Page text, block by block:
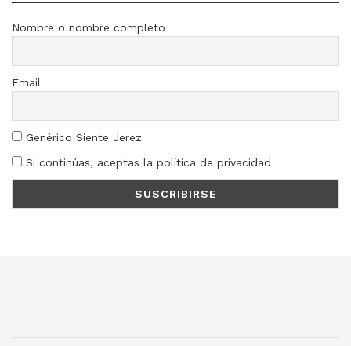
Nombre o nombre completo
Email
Genérico Siente Jerez
Si continúas, aceptas la política de privacidad